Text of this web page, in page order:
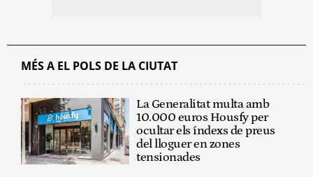
MÉS A EL POLS DE LA CIUTAT
La Generalitat multa amb
10.000 euros Housfy per
ocultar els índexs de preus
del lloguer en zones
tensionades